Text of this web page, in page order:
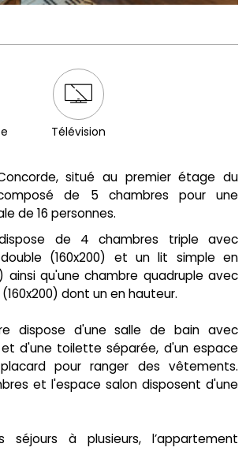
Télévision
situé au premier étage du
de 5 chambres pour une
de 16 personnes.
de 4 chambres triple avec
(160x200) et un lit simple en
ainsi qu'une chambre quadruple avec
dont un en hauteur.
dispose d'une salle de bain avec
d'une toilette séparée, d'un espace
pour ranger des vêtements.
et l'espace salon disposent d'une
séjours à plusieurs, l’appartement